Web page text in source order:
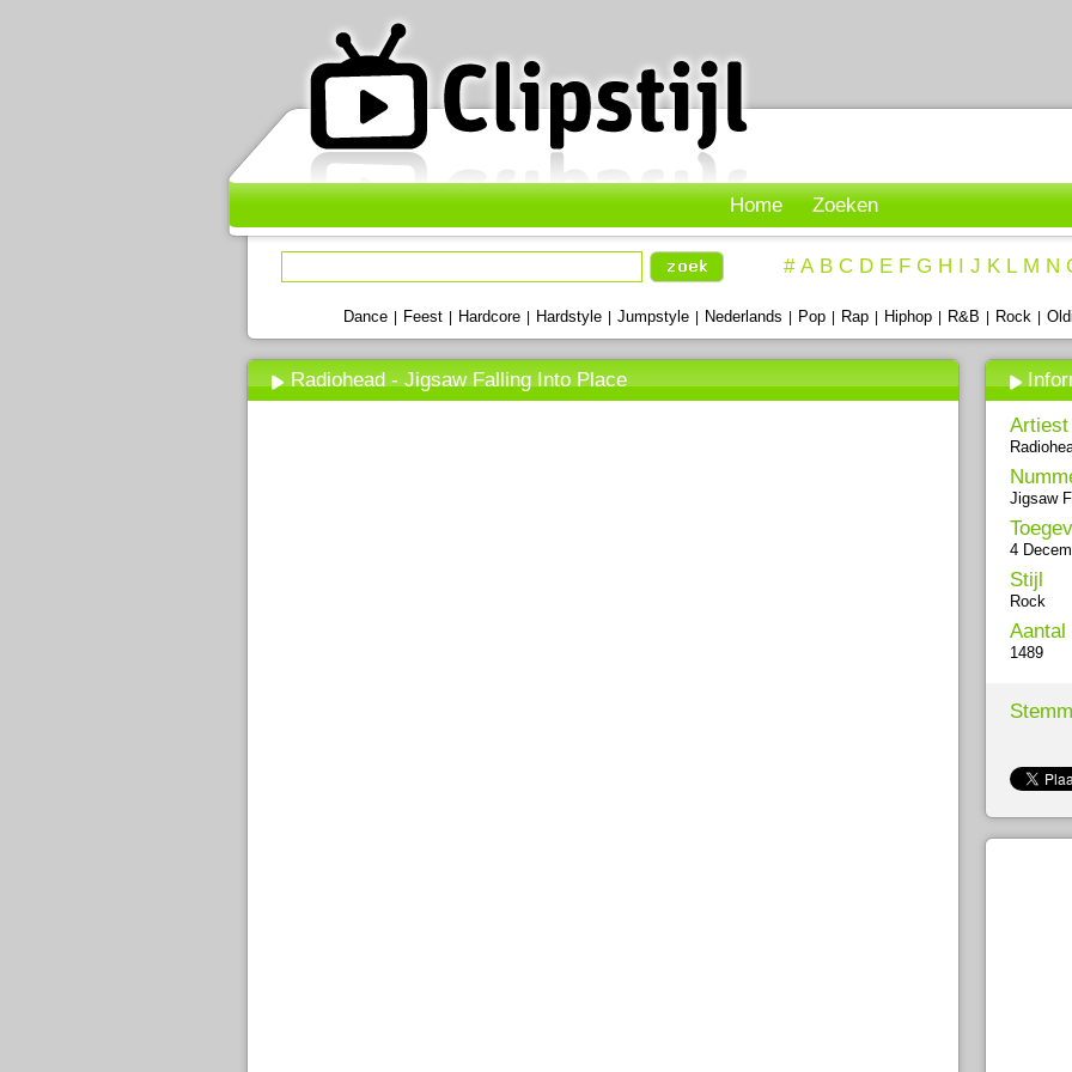
Home Zoeken
# A B C D E F G H I J K L M N
Dance Feest Hardcore Hardstyle Jumpstyle Nederlands Pop Rap Hiphop R&B Rock
Radiohead - Jigsaw Falling Into Place
Artiest
Jigsaw
4
Stijl
Rock
Aantal
1489